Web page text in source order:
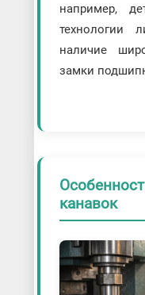
например,
технологии
наличие
замки
канавок